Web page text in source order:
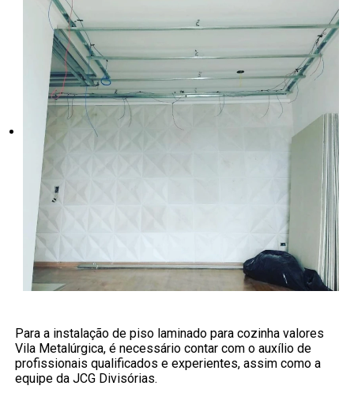
Para a instalação de piso laminado para cozinha valores
Vila Metalúrgica, é necessário contar com o auxílio de
profissionais qualificados e experientes, assim como a
equipe da JCG Divisórias.